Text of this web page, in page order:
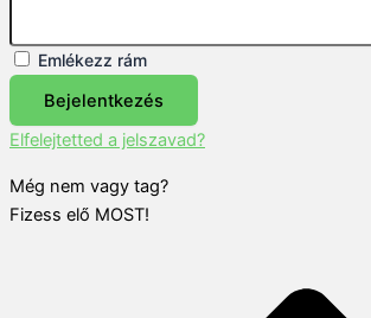
Emlékezz rám
Bejelentkezés
Elfelejtetted a jelszavad?
Még nem vagy tag?
Fizess elő MOST!